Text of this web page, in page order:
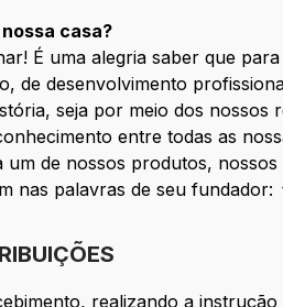
casa?
É uma alegria saber que
de desenvolvimento
seja por meio dos
entre todas as
de nossos produtos,
nas palavras de seu fundador:
realizando a